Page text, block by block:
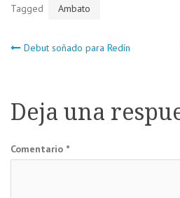
Tagged Ambato
Navegación
entradas
Debut soñado para Redín
Deja una
Comentario *